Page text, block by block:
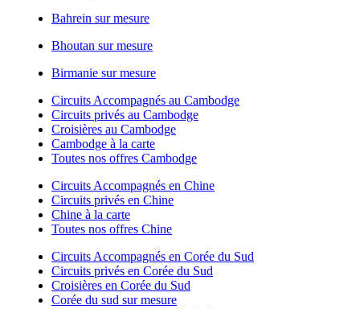
Bahrein sur mesure
Bhoutan sur mesure
Birmanie sur mesure
Circuits Accompagnés au Cambodge
Circuits privés au Cambodge
Croisières au Cambodge
Cambodge à la carte
Toutes nos offres Cambodge
Circuits Accompagnés en Chine
Circuits privés en Chine
Chine à la carte
Toutes nos offres Chine
Circuits Accompagnés en Corée du Sud
Circuits privés en Corée du Sud
Croisières en Corée du Sud
Corée du sud sur mesure